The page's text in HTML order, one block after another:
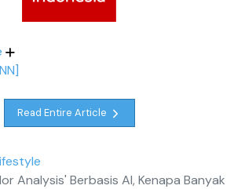
Read Entire Article
Analysis' Berbasis AI, Kenapa Banyak